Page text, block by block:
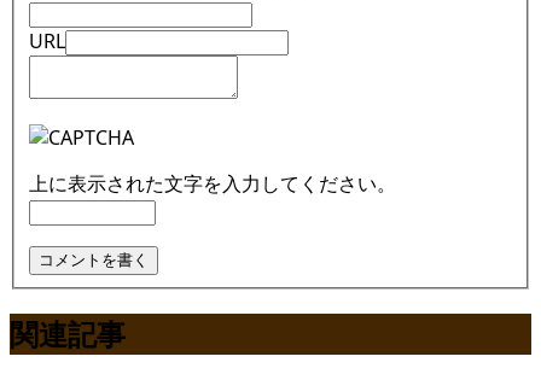
URL
上に表示された文字を入力してください。
関連記事